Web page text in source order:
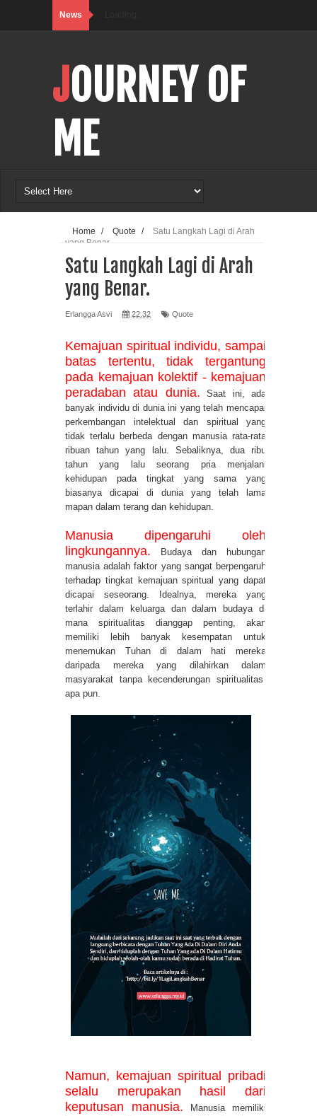
News
JOURNEY OF
ME
Home / Quote /
Satu Langkah Lagi di Arah
yang Benar.
Satu Langkah Lagi di Arah
yang Benar.
Erlangga Asvi 22.32 Quote
Kemajuan spiritual individu, sampai
batas tertentu, tidak tergantung
pada kemajuan kolektif - kemajuan
peradaban atau dunia. Saat ini, ada
banyak individu di dunia ini yang telah mencapai
perkembangan intelektual dan spiritual yang
tidak terlalu berbeda dengan manusia rata-rata
ribuan tahun yang lalu. Sebaliknya, dua ribu
tahun yang lalu seorang pria menjalani
kehidupan pada tingkat yang sama yang
biasanya dicapai di dunia yang telah lama
mapan dalam terang dan kehidupan.
Manusia dipengaruhi oleh
lingkungannya. Budaya dan hubungan
manusia adalah faktor yang sangat berpengaruh
terhadap tingkat kemajuan spiritual yang dapat
dicapai seseorang. Idealnya, mereka yang
terlahir dalam keluarga dan dalam budaya di
mana spiritualitas dianggap penting, akan
memiliki lebih banyak kesempatan untuk
menemukan Tuhan di dalam hati mereka
daripada mereka yang dilahirkan dalam
masyarakat tanpa kecenderungan spiritualitas
apa pun.
Namun, kemajuan spiritual pribadi
selalu merupakan hasil dari
keputusan manusia. Manusia memiliki